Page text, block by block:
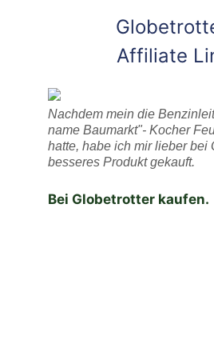
Affiliate
Nachdem mein die
name Baumarkt"- Kocher
hatte, habe ich mir lieber bei
besseres Produkt gekauft.
Bei Globetrotter kaufen.